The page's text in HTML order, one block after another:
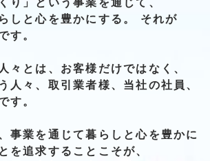
り」 という事業を通じて、
しと心を 豊かにする。
それが
す。
人々とは、 お客様 だけではなく、
人々、 取引業者様、 当社の社員、
す。
事業を通じて暮らしと心を豊かに
を追求する ことこそが、